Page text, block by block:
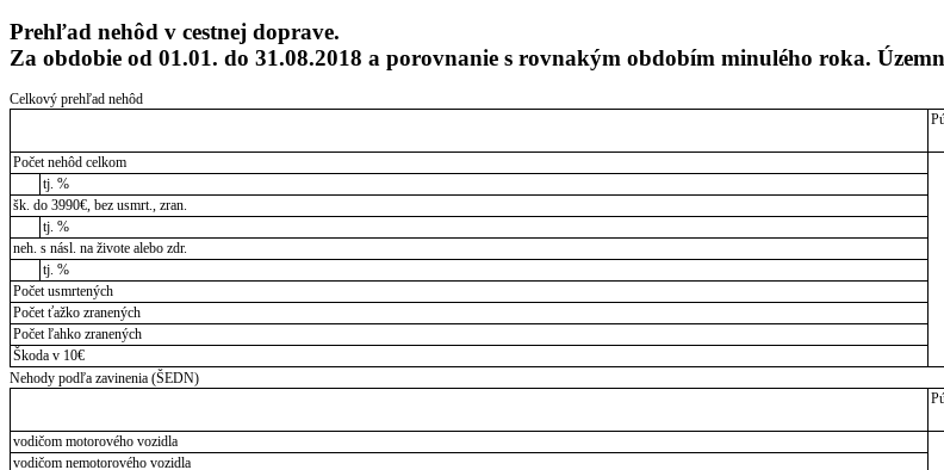
Prehľad nehôd v cestnej doprave.
Za obdobie od 01.01. do 31.08.2018 a porovnanie s rovnakým obdobím minulého roka.
Celkový prehľad nehôd
Počet nehôd celkom
tj. %
šk. do 3990€, bez usmrt., zran.
tj. %
neh. s násl. na živote alebo zdr.
tj. %
Počet usmrtených
Počet ťažko zranených
Počet ľahko zranených
Škoda v 10€
Nehody podľa zavinenia (ŠEDN)
vodičom motorového vozidla
vodičom nemotorového vozidla